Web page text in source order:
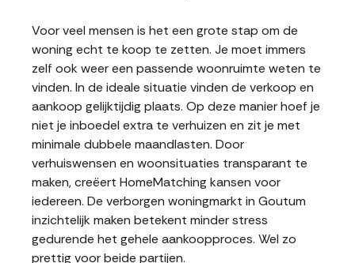
Voor veel mensen is het een grote stap om de
woning echt te koop te zetten. Je moet immers
zelf ook weer een passende woonruimte weten te
vinden. In de ideale situatie vinden de verkoop en
aankoop gelijktijdig plaats. Op deze manier hoef je
niet je inboedel extra te verhuizen en zit je met
minimale dubbele maandlasten. Door
verhuiswensen en woonsituaties transparant te
maken, creëert HomeMatching kansen voor
iedereen. De verborgen woningmarkt in Goutum
inzichtelijk maken betekent minder stress
gedurende het gehele aankoopproces. Wel zo
prettig voor beide partijen.